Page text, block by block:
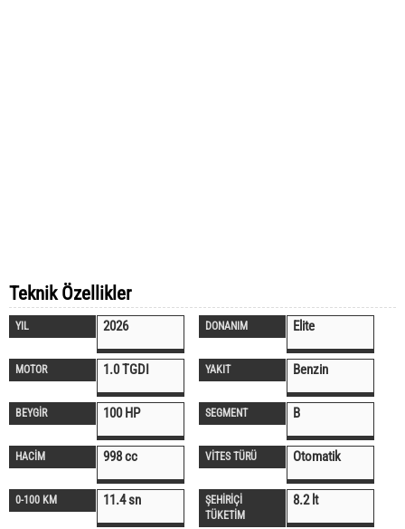
Teknik Özellikler
YIL 2026 DONANIM Elite
MOTOR 1.0 TGDI YAKIT Benzin
BEYGİR 100 HP SEGMENT B
HACİM 998 cc VİTES TÜRÜ Otomatik
0-100 KM 11.4 sn
ŞEHİRİÇİ
TÜKETİM
8.2 lt